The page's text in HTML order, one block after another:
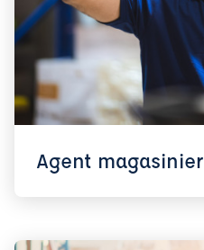
Agent magasinier